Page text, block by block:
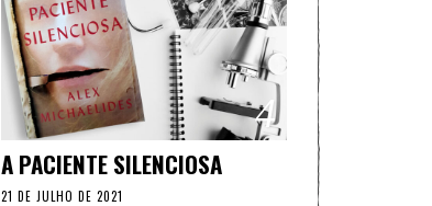
4
A PACIENTE SILENCIOSA
21 DE JULHO DE 2021